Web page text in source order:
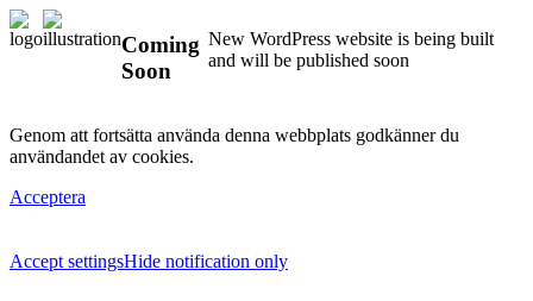
Coming
Soon
New WordPress website is being built
and will be published soon
Genom att fortsätta använda denna webbplats godkänner du
användandet av cookies.
Acceptera
Accept settingsHide notification only